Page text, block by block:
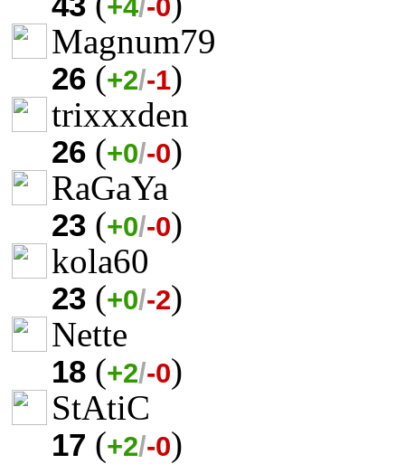
+4/-0
Magnum79
26 (+2/-1)
trixxxden
26 (+0/-0)
RaGaYa
23 (+0/-0)
kola60
23 (+0/-2)
Nette
18 (+2/-0)
StAtiC
17 (+2/-0)